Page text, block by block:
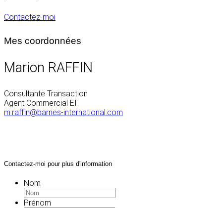
Contactez-moi
Mes coordonnées
Marion RAFFIN
Consultante Transaction
Agent Commercial EI
m.raffin@barnes-international.com
Contactez-moi pour plus d'information
Nom
Prénom